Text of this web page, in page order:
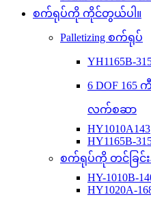
စက်ရုပ်ကို ကိုင်တွယ်ပါ။
Palletizing စက်ရုပ်
YH1165B-
6 DOF 165
လက်စဆာ
HY1010A143
HY1165B-
စက်ရုပ်ကို တင်ခြင်းနှ
HY-1010B-
HY1020A-